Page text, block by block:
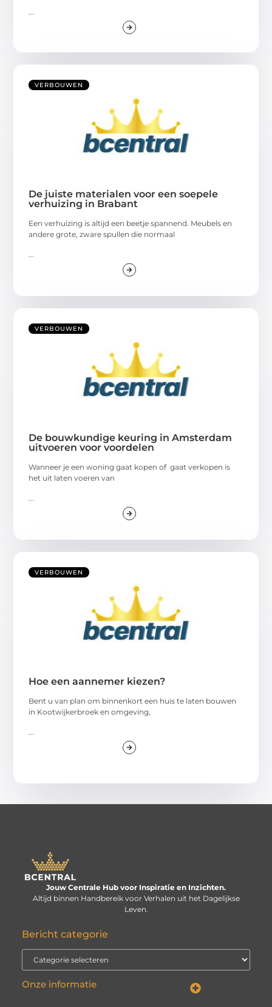
VERBOUWEN
De juiste materialen voor een soepele
verhuizing in Brabant
Een verhuizing is altijd een beetje spannend. Meubels en
andere grote, zware spullen die normaal
VERBOUWEN
De bouwkundige keuring in Amsterdam
uitvoeren voor voordelen
Wanneer je een woning gaat kopen of gaat verkopen is
het uit laten voeren van
VERBOUWEN
Hoe een aannemer kiezen?
Bent u van plan om binnenkort een huis te laten bouwen
in Kootwijkerbroek en omgeving,
Jouw Centrale Hub voor Inspiratie en Inzichten.
Altijd binnen Handbereik voor Verhalen uit het Dagelijkse
Leven.
Bericht categorie
Onze informatie